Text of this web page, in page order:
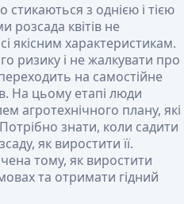
стикаються з однією і тією
квітів не
якісним характеристикам.
ризику і не жалкувати про
на самостійне
На цьому етапі люди
агротехнічного плану, які
знати, коли садити
як виростити її.
тому, як виростити
та отримати гідний